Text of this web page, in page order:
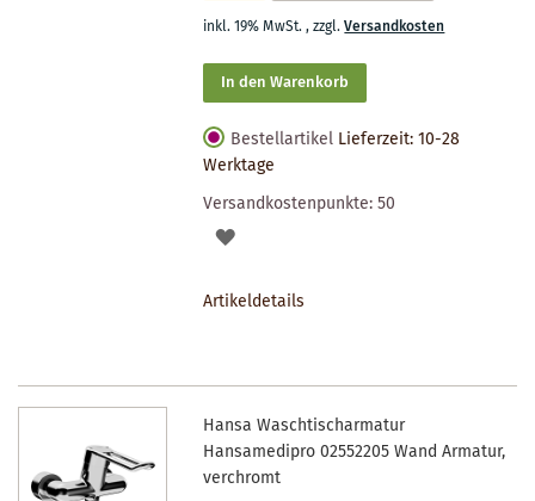
inkl. 19% MwSt.,zzgl.Versandkosten
In den Warenkorb
Bestellartikel Lieferzeit: 10-28
Werktage
Versandkostenpunkte:50
AUF
Artikeldetails
Hansa Waschtischarmatur
Hansamedipro 02552205 Wand Armatur,
verchromt